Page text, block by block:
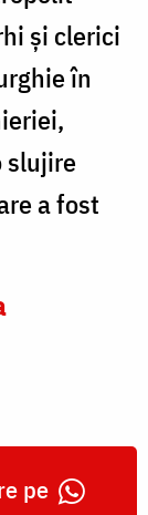
şi clerici
în
slujire
a fost
pe